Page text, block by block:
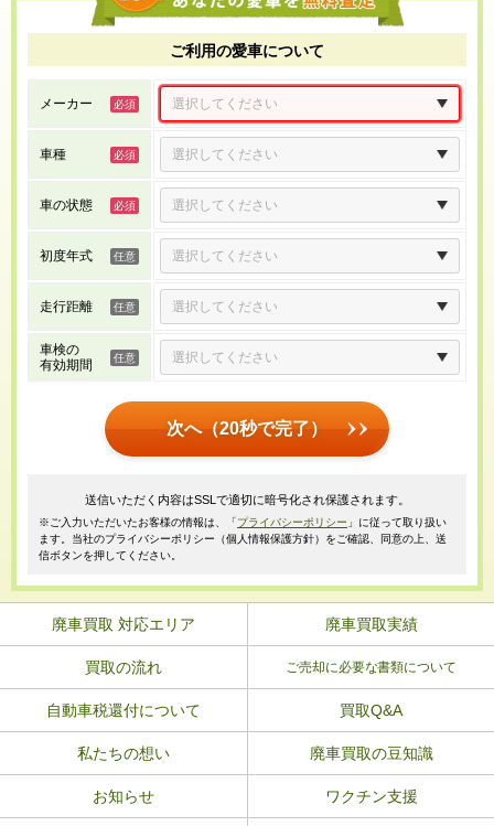
ご利用の愛車について
メーカー
車種
車の状態
初度年式
走行距離
車検の
有効期間
次へ（20秒で完了）
送信いただく内容はSSLで適切に暗号化され保護されます。
※ご入力いただいたお客様の情報は、「プライバシーポリシー 」に従って取り扱い
ます。当社のプライバシーポリシー（個人情報保護方針）をご確認、同意の上、送
信ボタンを押してください。
廃車買取 対応エリア 廃車買取実績
買取の流れ ご売却に必要な書類について
自動車税還付について 買取Q&A
私たちの想い 廃車買取の豆知識
お知らせ ワクチン支援